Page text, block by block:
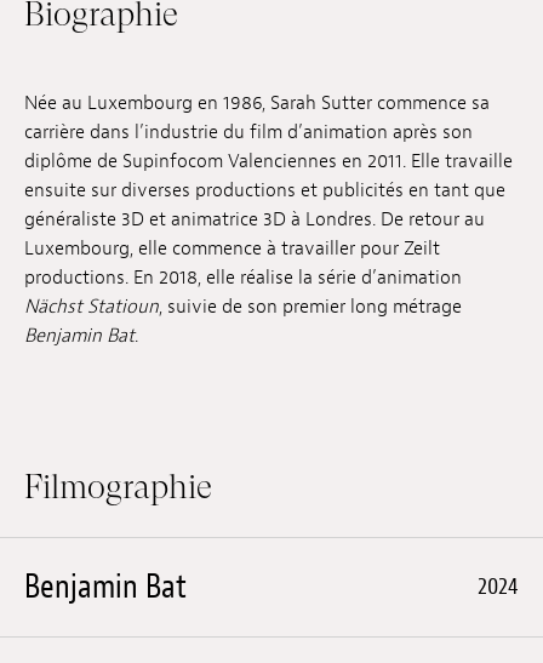
Emplois
Archives
Publications
Biographie
Née au Luxembourg en 1986, Sarah Sutter commence sa
carrière dans l’industrie du film d’animation après son
diplôme de Supinfocom Valenciennes en 2011. Elle travaille
ensuite sur diverses productions et publicités en tant que
généraliste 3D et animatrice 3D à Londres. De retour au
Luxembourg, elle commence à travailler pour Zeilt
productions. En 2018, elle réalise la série d’animation
Nächst Statioun, suivie de son premier long métrage
Benjamin Bat.
Filmographie
Benjamin Bat 2024